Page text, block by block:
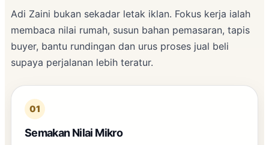
Adi Zaini bukan sekadar letak iklan. Fokus kerja ialah
membaca nilai rumah, susun bahan pemasaran, tapis
buyer, bantu rundingan dan urus proses jual beli
supaya perjalanan lebih teratur.
01
Semakan Nilai Mikro